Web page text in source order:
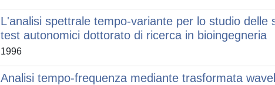
L'analisi spettrale tempo-variante per lo studio delle
test autonomici dottorato di ricerca in bioingegneria
1996
Analisi tempo-frequenza mediante trasformata